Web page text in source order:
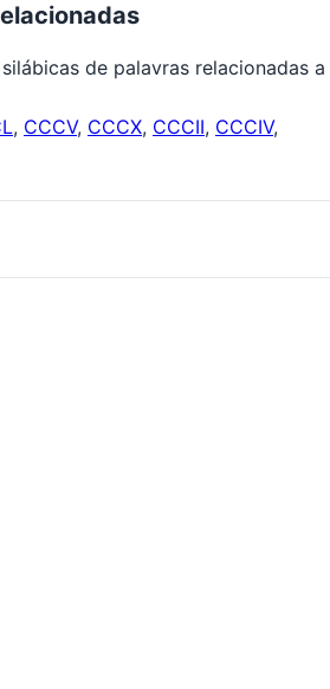
de palavras relacionadas a
, CCCV, CCCX, CCCII, CCCIV,